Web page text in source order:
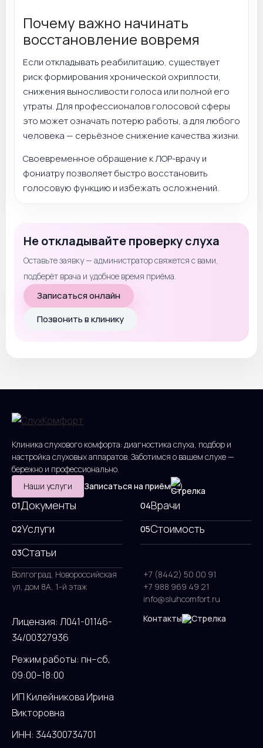
Почему важно начинать
восстановление вовремя
Если откладывать реабилитацию, существует
риск формирования хронической охриплости,
снижения выносливости голоса или полной его
утраты. Для профессионалов голосовой сферы
это может означать потерю работы, а для любого
человека — серьёзное снижение качества жизни.
Своевременное обращение к ЛОР-врачу и
фониатру позволяет быстро восстановить
голосовую функцию и избежать осложнений.
Не откладывайте проверку слуха
Оставьте заявку — администратор свяжется с вами,
подберёт врача и удобное время приёма.
Записаться онлайн
Позвонить в клинику
Клиника слухового комфорта: диагностика слуха, подбор и
настройка слуховых аппаратов. Заботимся о вашем слухе —
бережно и профессионально.
Наши услуги
Записаться на приём
01Документы
02Услуги
03Статьи
04Врачи
05Стоимость
Волгоград, Новороссийская
ул, дом 8А, 1-й этаж
+7 (8442) 50 00 91
+7 988 969 49 21
info@sluhcomfort.ru
Лицензия: Л041-01146-
34/00327936
Режим работы: пн–сб,
09:00–18:00
ИП Килейникова Ирина
Викторовна
ИНН: 344300734701
Контакты